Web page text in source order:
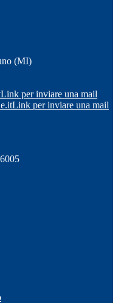
(MI)
Link per inviare una mail
Link per inviare una mail